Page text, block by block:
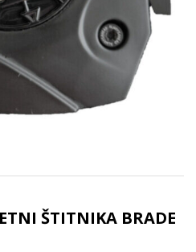
ŠTITNIKA BRADE